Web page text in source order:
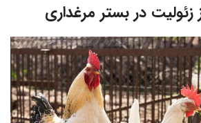
زئولیت در بستر مرغداری